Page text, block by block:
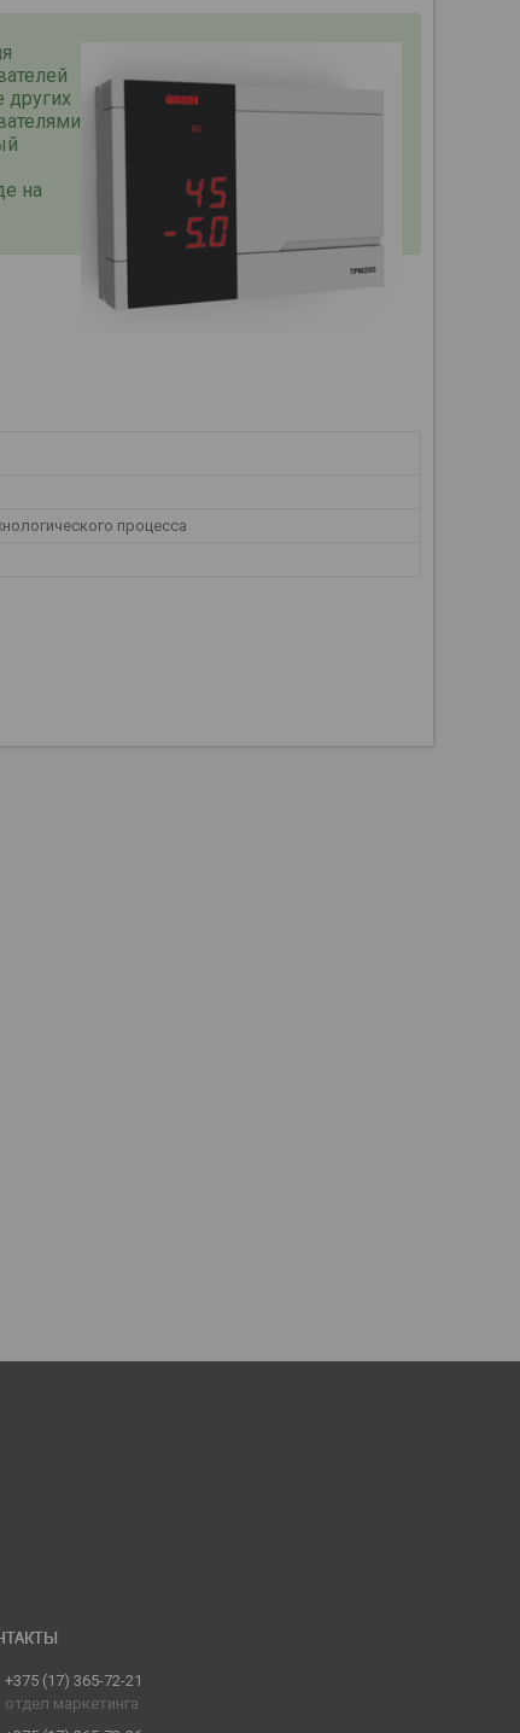
других
на
процесса
+375 (17) 365-72-21
отдел маркетинга